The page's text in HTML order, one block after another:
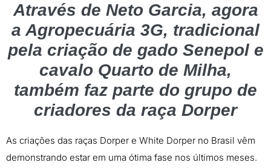
Através de Neto Garcia, agora
a Agropecuária 3G, tradicional
pela criação de gado Senepol e
cavalo Quarto de Milha,
também faz parte do grupo de
criadores da raça Dorper
As criações das raças Dorper e White Dorper no Brasil vêm
demonstrando estar em uma ótima fase nos últimos meses.